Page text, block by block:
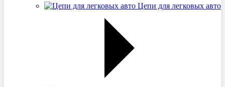
Цепи для легковых авто